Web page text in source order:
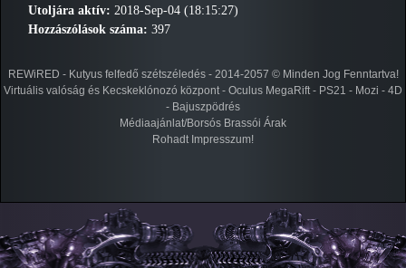
Utoljára aktív: 2018-Sep-04 (18:15:27)
Hozzászólások száma: 397
REWiRED - Kutyus felfedő szétszéledés - 2014-2057 © Minden Jog Fenntartva!
Virtuális valóság és Kecskeklónozó központ - Oculus MegaRift - PS21 - Mozi - 4D
- Bajuszpödrés
Médiaajánlat/Borsós Brassói Árak
Rohadt Impresszum!